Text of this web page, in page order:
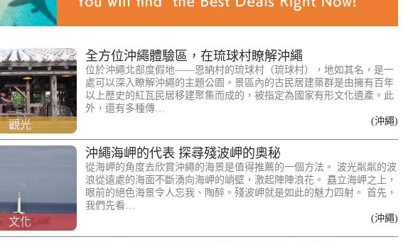
觀光
全方位沖繩體驗區，在琉球村瞭解沖繩
位於沖繩北部度假地——恩納村的琉球村（琉球村），地如其名，是一
處可以深入瞭解沖繩的主題公園。景區內的古民居建築群是由擁有百年
以上歷史的紅瓦民居移建聚集而成的，被指定為國家有形文化遺產。此
外，還有多種傳…
(沖繩)
文化
沖繩海岬的代表 探尋殘波岬的奧秘
從海岬的角度去欣賞沖繩的海景是值得推薦的一個方法。 波光粼粼的波
浪從遠處的海面不斷湧向海岬的峭壁，激起陣陣浪花。 矗立海岬之上，
眼前的絕色海景令人忘我、陶醉。殘波岬就是如此的魅力四射。 首先，
我們先看…
(沖繩)